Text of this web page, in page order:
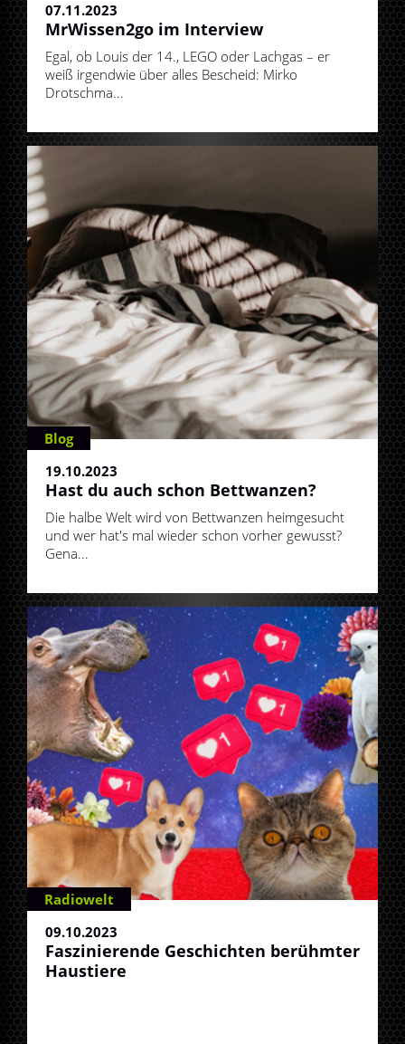
07.11.2023
MrWissen2go im Interview
Egal, ob Louis der 14., LEGO oder Lachgas – er
weiß irgendwie über alles Bescheid: Mirko
Drotschma...
Blog
19.10.2023
Hast du auch schon Bettwanzen?
Die halbe Welt wird von Bettwanzen heimgesucht
und wer hat's mal wieder schon vorher gewusst?
Gena...
Radiowelt
09.10.2023
Faszinierende Geschichten berühmter
Haustiere